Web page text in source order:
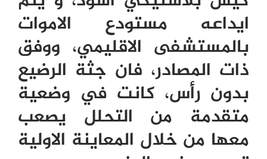
ايداعه مستودع الاموات
بالمستشفى الاقليمي، ووفق
ذات المصادر، فان جثة الرضيع
بدون رأس، كانت في وضعية
متقدمة من التحلل يصعب
معها من خلال المعاينة الاولية